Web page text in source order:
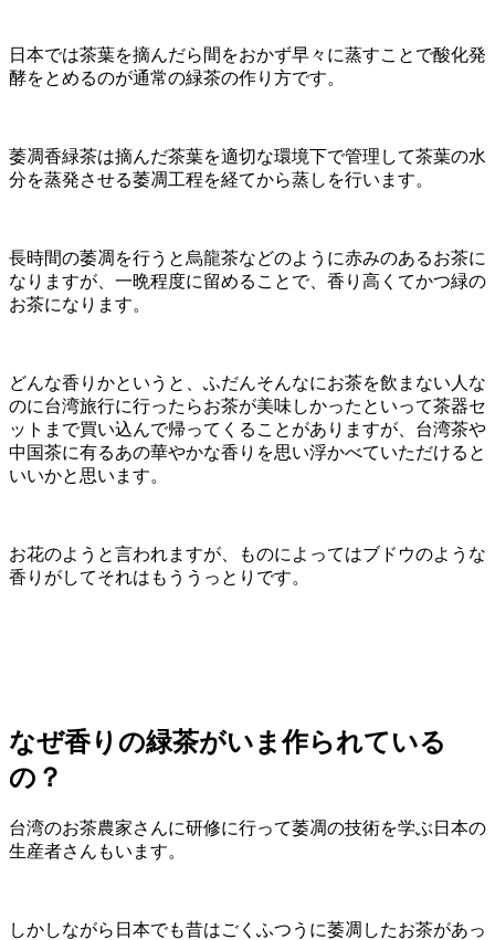
日本では茶葉を摘んだら間をおかず早々に蒸すことで酸化発
酵をとめるのが通常の緑茶の作り方です。
萎凋香緑茶は摘んだ茶葉を適切な環境下で管理して茶葉の水
分を蒸発させる萎凋工程を経てから蒸しを行います。
長時間の萎凋を行うと烏龍茶などのように赤みのあるお茶に
なりますが、一晩程度に留めることで、香り高くてかつ緑の
お茶になります。
どんな香りかというと、ふだんそんなにお茶を飲まない人な
のに台湾旅行に行ったらお茶が美味しかったといって茶器セ
ットまで買い込んで帰ってくることがありますが、台湾茶や
中国茶に有るあの華やかな香りを思い浮かべていただけると
いいかと思います。
お花のようと言われますが、ものによってはブドウのような
香りがしてそれはもううっとりです。
なぜ香りの緑茶がいま作られている
の？
台湾のお茶農家さんに研修に行って萎凋の技術を学ぶ日本の
生産者さんもいます。
しかしながら日本でも昔はごくふつうに萎凋したお茶があっ